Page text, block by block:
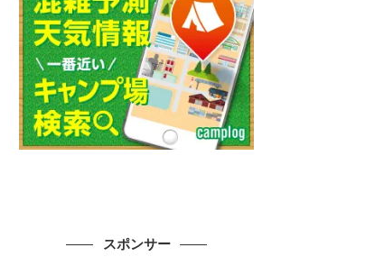
スポンサー